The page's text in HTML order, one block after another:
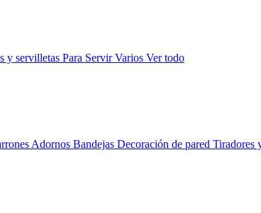
y servilletas Para ServirVarios Ver todo
Adornos Bandejas Decoración de pared Tiradores